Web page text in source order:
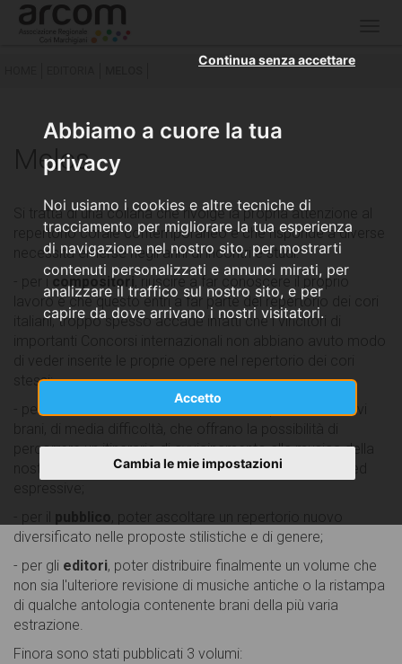
Abbiamo a cuore la tua
privacy
Noi usiamo i cookies e altre tecniche di
tracciamento per migliorare la tua esperienza
di navigazione nel nostro sito, per mostrarti
contenuti personalizzati e annunci mirati, per
analizzare il traffico sul nostro sito, e per
capire da dove arrivano i nostri visitatori.
Accetto
Continua senza accettare
Cambia le mie impostazioni
Melos
Si tratta di una collana che rivolge la propria attenzione al
repertorio corale contemporaneo e che risponde a diverse
necessità emerse negli anni di incontri e studi:
- per i compositori
, riuscire a far conoscere il proprio
lavoro e che questo entri a far parte del repertorio dei cori
italiani; troppo spesso accade infatti che i vincitori di
stessi;
- per i
, avere a disposizione nuovi
percorrere un itinerario di avvicinamento alla musica della
nostra epoca e alle sue nuove proposte di linguaggio ed
diversificato nelle proposte stilistiche e di genere;
- per gli editori, poter distribuire finalmente un volume che
non sia l'ulteriore revisione di musiche antiche o la ristampa
di qualche antologia contenente brani della più varia
estrazione.
Finora sono stati pubblicati 3 volumi: